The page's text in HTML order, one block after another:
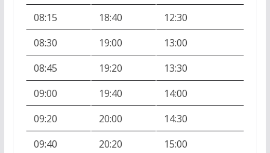
08:15
18:40
12:30
08:30
19:00
13:00
08:45
19:20
13:30
09:00
19:40
14:00
09:20
20:00
14:30
09:40
20:20
15:00